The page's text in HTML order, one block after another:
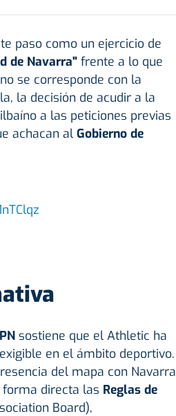
paso como un ejercicio de
de Navarra"frente a lo que
se corresponde con la
la decisión de acudir a la
a las peticiones previas
achacan al Gobierno de
sostiene que el Athletic ha
en el ámbito deportivo.
del mapa con Navarra
directa las Reglas de
Board),